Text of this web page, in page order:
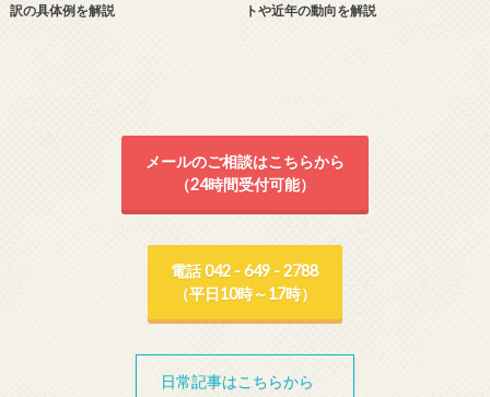
訳の具体例を解説
トや近年の動向を解説
メールのご相談はこちらから
（24時間受付可能）
電話 042 - 649 - 2788
（平日10時～17時）
日常記事はこちらから